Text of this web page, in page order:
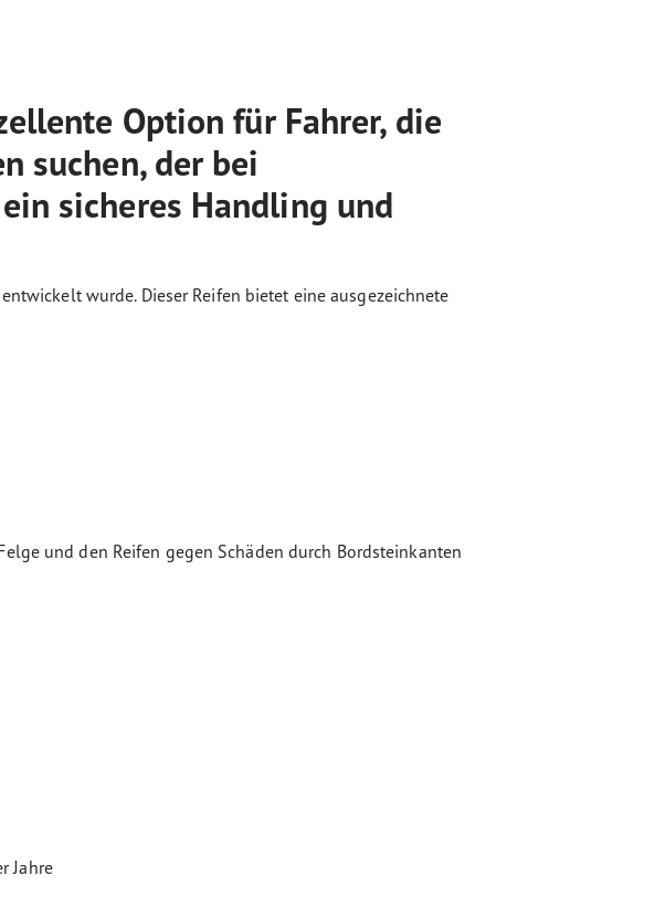
Option für Fahrer, die
suchen, der bei
sicheres Handling und
wurde. Dieser Reifen bietet eine ausgezeichnete
und den Reifen gegen Schäden durch Bordsteinkanten
Jahre